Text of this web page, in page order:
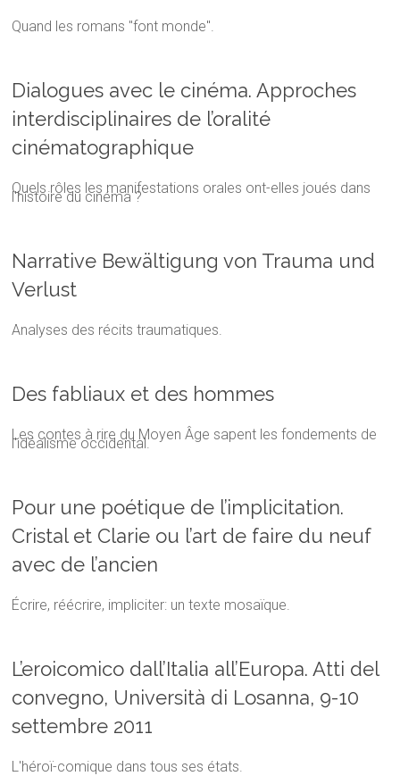
Quand les romans "font monde".
Dialogues avec le cinéma. Approches
interdisciplinaires de l’oralité
cinématographique
Quels rôles les manifestations orales ont-elles joués dans
l'histoire du cinéma ?
Narrative Bewältigung von Trauma und
Verlust
Analyses des récits traumatiques.
Des fabliaux et des hommes
Les contes à rire du Moyen Âge sapent les fondements de
l'idéalisme occidental.
Pour une poétique de l’implicitation.
Cristal et Clarie ou l’art de faire du neuf
avec de l’ancien
Écrire, réécrire, impliciter: un texte mosaïque.
L’eroicomico dall’Italia all’Europa. Atti del
convegno, Università di Losanna, 9-10
settembre 2011
L'héroï-comique dans tous ses états.